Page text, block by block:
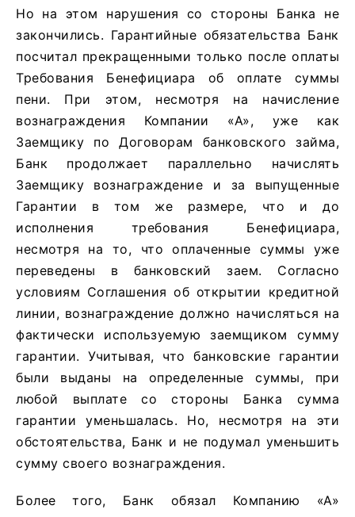
Но на этом нарушения со стороны Банка не
закончились. Гарантийные обязательства Банк
посчитал прекращенными только после оплаты
Требования Бенефициара об оплате суммы
пени. При этом, несмотря на начисление
вознаграждения Компании «А», уже как
Заемщику по Договорам банковского займа,
Банк продолжает параллельно начислять
Заемщику вознаграждение и за выпущенные
Гарантии в том же размере, что и до
исполнения требования Бенефициара,
несмотря на то, что оплаченные суммы уже
переведены в банковский заем. Согласно
условиям Соглашения об открытии кредитной
линии, вознаграждение должно начисляться на
фактически используемую заемщиком сумму
гарантии. Учитывая, что банковские гарантии
были выданы на определенные суммы, при
любой выплате со стороны Банка сумма
гарантии уменьшалась. Но, несмотря на эти
обстоятельства, Банк и не подумал уменьшить
сумму своего вознаграждения.
Более того, Банк обязал Компанию «А»